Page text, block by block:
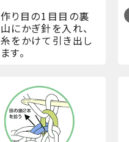
作り目の1目目の裏
山にかぎ針を入れ、
糸をかけて引き出し
ます。